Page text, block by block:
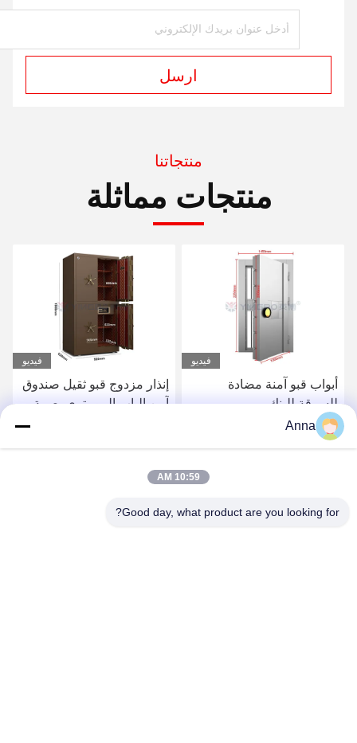
ارسل
منتجاتنا
منتجات مماثلة
فيديو
إنذار مزدوج قبو ثقيل صندوق
آمن الباب البيومتري بصمة
الأصابع قفل يمكن تحريكها
فيديو
باب خزانة آمن من الفولاذ
الصلب المتحرك بإنذار مزدوج
Anna
10:59 AM
Good day, what product are you looking for?